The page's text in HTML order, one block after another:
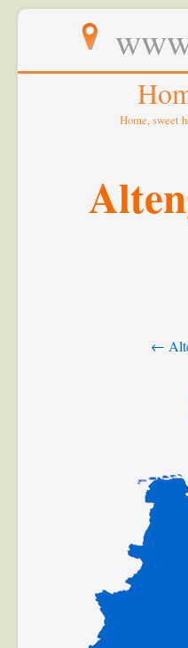
Home, sweet
←